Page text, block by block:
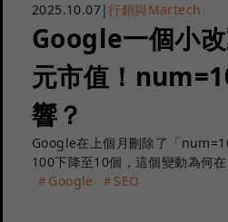
2025.10.07|行銷與Martech
Google一個小
元市值！
響？
Google在上個月刪除了「
100下降至10個，這個變動為何
＃Google
＃SEO